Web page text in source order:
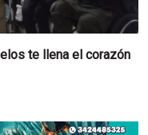
te llena el corazón